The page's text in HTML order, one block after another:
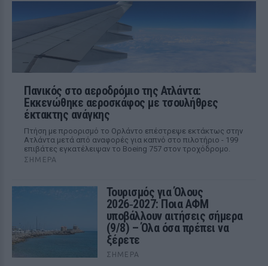
Πανικός στο αεροδρόμιο της Ατλάντα:
Εκκενώθηκε αεροσκάφος με τσουλήθρες
έκτακτης ανάγκης
Πτήση με προορισμό το Ορλάντο επέστρεψε εκτάκτως στην
Ατλάντα μετά από αναφορές για καπνό στο πιλοτήριο - 199
επιβάτες εγκατέλειψαν το Boeing 757 στον τροχόδρομο.
ΣΉΜΕΡΑ
Τουρισμός για Όλους
2026‑2027: Ποια ΑΦΜ
υποβάλλουν αιτήσεις σήμερα
(9/8) – Όλα όσα πρέπει να
ξέρετε
ΣΉΜΕΡΑ